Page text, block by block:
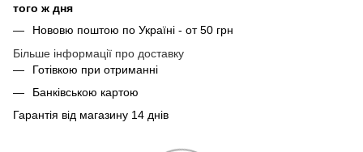
того ж дня
Нововю поштою по Україні - от 50 грн
Більше інформації про доставку
Готівкою при отриманні
Банківською картою
Гарантія від магазину 14 днів